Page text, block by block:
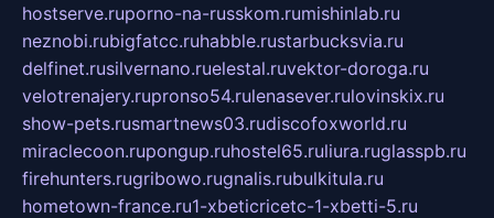
hostserve.ruporno-na-russkom.rumishinlab.ru
neznobi.rubigfatcc.ruhabble.rustarbucksvia.ru
delfinet.rusilvernano.ruelestal.ruvektor-doroga.ru
velotrenajery.rupronso54.rulenasever.rulovinskix.ru
show-pets.rusmartnews03.rudiscofoxworld.ru
miraclecoon.rupongup.ruhostel65.ruliura.ruglasspb.ru
firehunters.rugribowo.rugnalis.rubulkitula.ru
hometown-france.ru1-xbeticricetc-1-xbetti-5.ru